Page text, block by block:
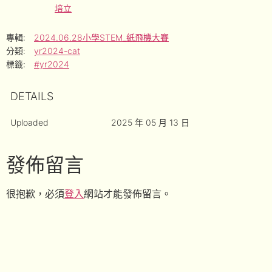
培立
專輯:
2024.06.28小學STEM_紙飛機大賽
分類:
yr2024-cat
標籤:
#yr2024
DETAILS
Uploaded 2025 年 05 月 13 日
發佈留言
很抱歉，必須登入網站才能發佈留言。